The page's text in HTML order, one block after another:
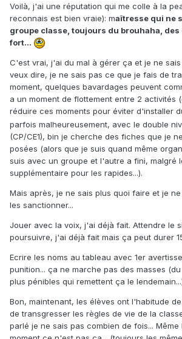
Voilà, j'ai une réputation qui me colle à la
reconnais est bien vraie): maîtresse qui ne
groupe classe, toujours du brouhaha,
fort...
C'est vrai, j'ai du mal à gérer ça et je ne sais
veux dire, je ne sais pas ce que je fais de
moment, quelques bavardages peuvent
a un moment de flottement entre 2 activités
réduire ces moments pour éviter d'installer
parfois malheureusement, avec le double
(CP/CE1), bin je cherche des fiches que je
posées (alors que je suis quand même
suis avec un groupe et l'autre a fini, malgré
supplémentaire pour les rapides...).
Mais après, je ne sais plus quoi faire et je
les sanctionner...
Jouer avec la voix, j'ai déjà fait. Attendre le
poursuivre, j'ai déjà fait mais ça peut durer
Ecrire les noms au tableau avec 1er
punition... ça ne marche pas des masses
plus pénibles qui remettent ça le
Bon, maintenant, les élèves ont l'habitude
de transgresser les règles de vie de la
parlé je ne sais pas combien de fois...